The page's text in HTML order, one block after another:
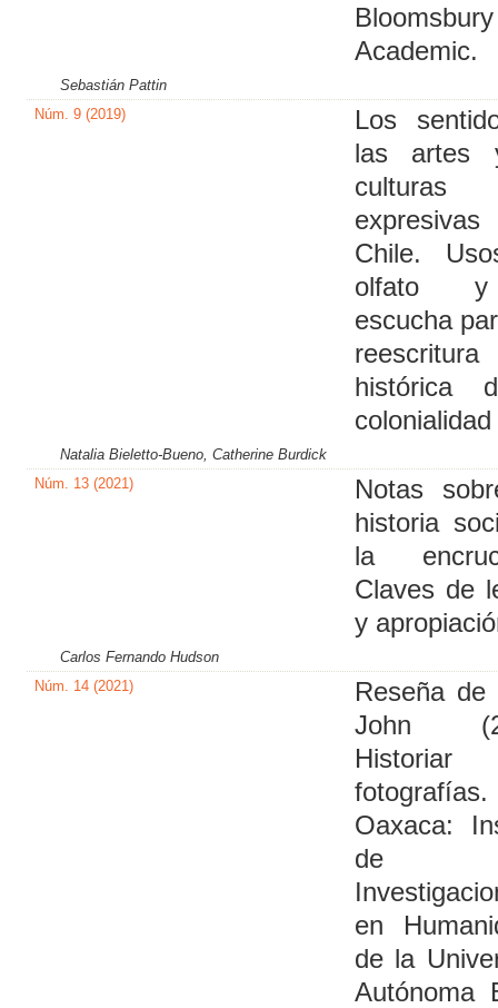
Bloomsbury
Academic.
Sebastián Pattin
Núm. 9 (2019)
Los
las artes
culturas
Chile.
olfato
escucha
reescritura
histórica
colonialidad
Natalia Bieletto-Bueno, Catherine Burdick
Núm. 13 (2021)
Notas
historia
la
Claves de
y
Carlos Fernando Hudson
Núm. 14 (2021)
Reseña de
John
Historiar
fotografías.
Oaxaca:
de
en
de la
Autónoma